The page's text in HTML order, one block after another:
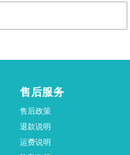
售后服务
售后政策
退款说明
运费说明